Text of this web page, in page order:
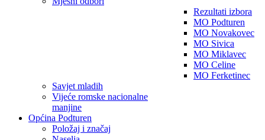
Rezultati izbora
MO Podturen
MO Novakovec
MO Sivica
MO Miklavec
MO Celine
MO Ferketinec
Savjet mladih
Vijeće romske nacionalne
manjine
Općina Podturen
Položaj i značaj